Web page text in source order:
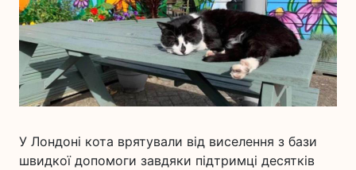
У Лондоні кота врятували від виселення з бази
швидкої допомоги завдяки підтримці десятків